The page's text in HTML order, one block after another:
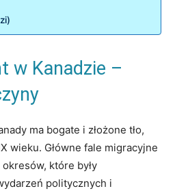
w Kanadzie –
ma bogate i złożone tło,
wieku. Główne fale migracyjne
które były
politycznych i